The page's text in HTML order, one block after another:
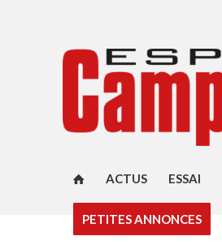
ACTUS ESSAI
PETITES ANNONCES